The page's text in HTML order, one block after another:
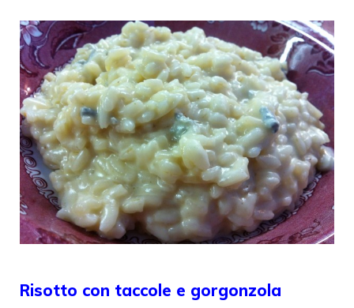
Risotto con taccole e gorgonzola